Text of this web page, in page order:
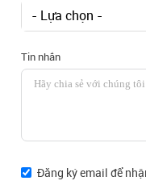
- Lựa chọn -
Tin nhắn
Đăng ký email để